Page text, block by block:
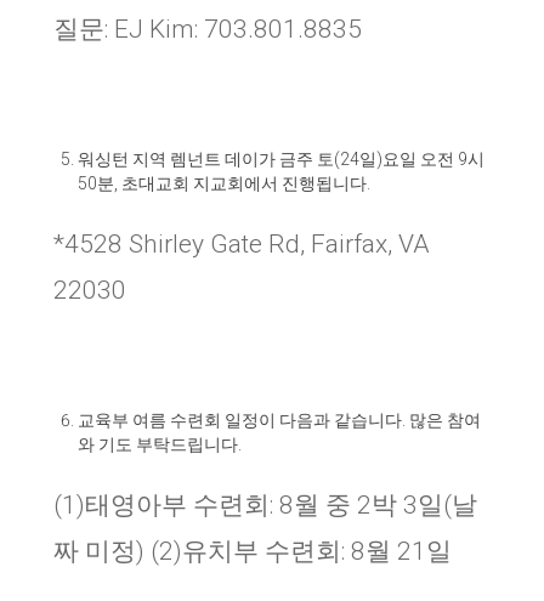
질문: EJ Kim: 703.801.8835
워싱턴 지역 렘넌트 데이가 금주 토(24일)요일 오전 9시
50분 초대교회 지교회에서 진행됩니다
*4528 Shirley Gate Rd, Fairfax, VA
22030
교육부 여름 수련회 일정이 다음과 같습니다 많은 참여
와 기도 부탁드립니다
(1)태영아부 수련회: 8월 중 2박 3일(날
짜 미정) (2)유치부 수련회: 8월 21일